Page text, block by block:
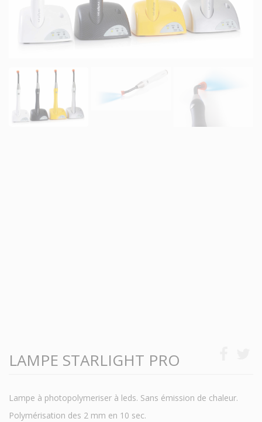
LAMPE STARLIGHT PRO
Lampe à photopolymeriser à leds. Sans émission de chaleur.
Polymérisation des 2 mm en 10 sec.